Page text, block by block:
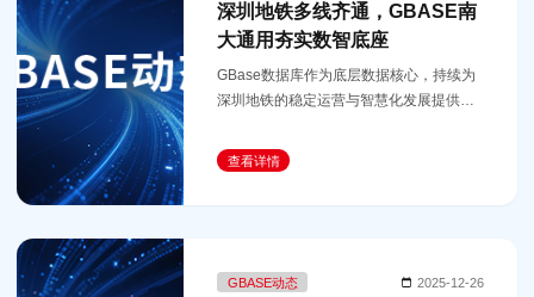
深圳地铁多线齐通，GBASE南
大通用夯实数智底座
GBase数据库作为底层数据核心，持续为
深圳地铁的稳定运营与智慧化发展提供坚
查看详情
GBASE动态 2025-12-26